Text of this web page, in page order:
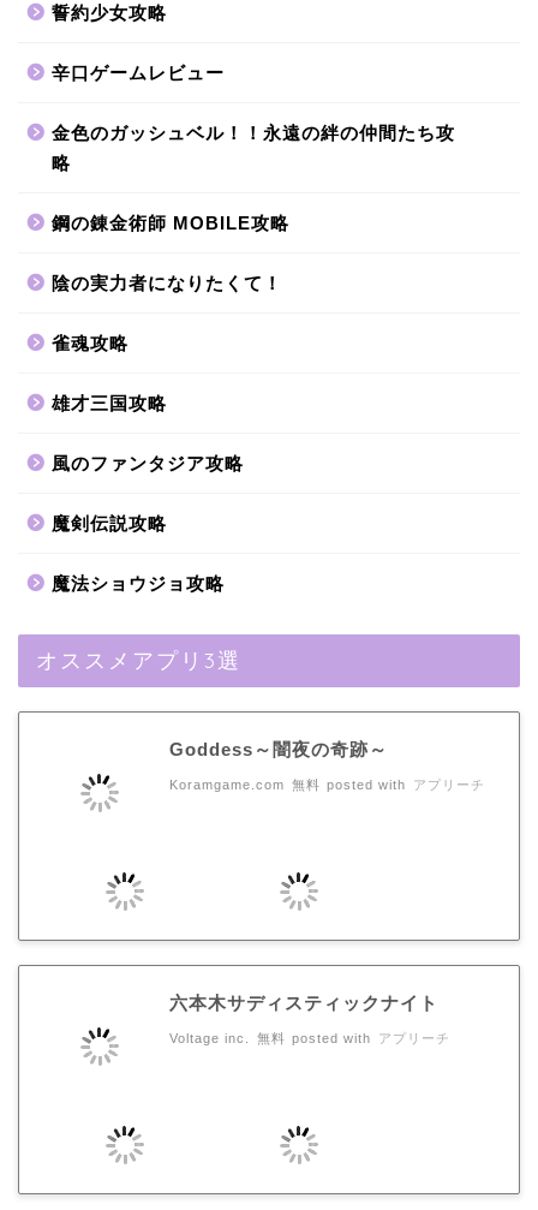
誓約少女攻略
辛口ゲームレビュー
金色のガッシュベル！！永遠の絆の仲間たち攻
略
鋼の錬金術師 MOBILE攻略
陰の実力者になりたくて！
雀魂攻略
雄才三国攻略
風のファンタジア攻略
魔剣伝説攻略
魔法ショウジョ攻略
オススメアプリ3選
Goddess～闇夜の奇跡～
Koramgame.com 無料 posted with アプリーチ
六本木サディスティックナイト
Voltage inc. 無料 posted with アプリーチ